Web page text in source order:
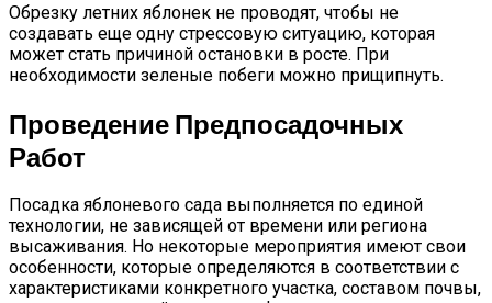
Обрезку летних яблонек не проводят, чтобы не
создавать еще одну стрессовую ситуацию, которая
может стать причиной остановки в росте. При
необходимости зеленые побеги можно прищипнуть.
Проведение Предпосадочных
Работ
Посадка яблоневого сада выполняется по единой
технологии, не зависящей от времени или региона
высаживания. Но некоторые мероприятия имеют свои
особенности, которые определяются в соответствии с
характеристиками конкретного участка, составом почвы,